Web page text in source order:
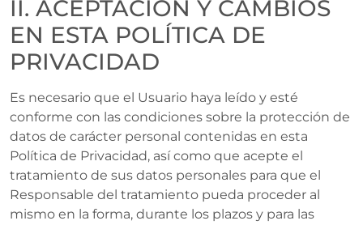
II. ACEPTACIÓN Y CAMBIOS
EN ESTA POLÍTICA DE
PRIVACIDAD
Es necesario que el Usuario haya leído y esté
conforme con las condiciones sobre la protección de
datos de carácter personal contenidas en esta
Política de Privacidad, así como que acepte el
tratamiento de sus datos personales para que el
Responsable del tratamiento pueda proceder al
mismo en la forma, durante los plazos y para las